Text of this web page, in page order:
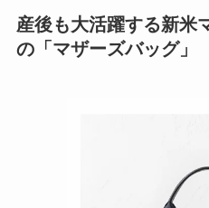
産後も大活躍する新米
の「マザーズバッグ」